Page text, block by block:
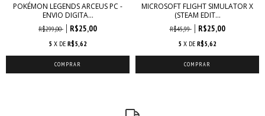
POKÉMON LEGENDS ARCEUS PC -
ENVIO DIGITA...
R$299,00 R$25,00
5 X DE R$5,62
MICROSOFT FLIGHT SIMULATOR X
(STEAM EDIT...
R$45,99 R$25,00
5 X DE R$5,62